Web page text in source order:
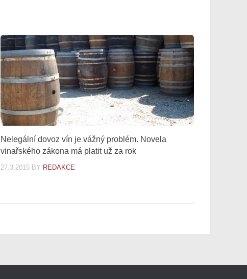
Nelegální dovoz vín je vážný problém. Novela
vinařského zákona má platit už za rok
27.3.2015 BY REDAKCE